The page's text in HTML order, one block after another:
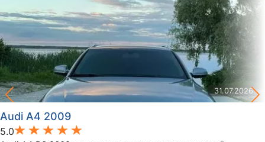
31.07.2026
Audi A4 2009
5.0